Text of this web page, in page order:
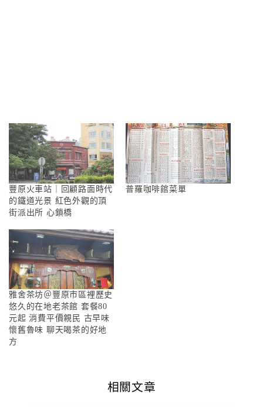
豐原火車站｜回顧路面時代
的鐵道光景 紅色外觀的頂
街派出所 心鎖橋
普羅咖啡館菜單
雅舍茶坊＠豐原市區裡歷史
悠久的在地老茶館 套餐80
元起 消費平價親民 古早味
懷舊魯味 聊天喝茶的好地
方
相關文章